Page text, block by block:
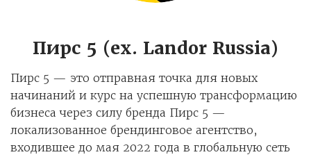
Пирс 5 (ex. Landor Russia)
Пирс 5 — это отправная точка для новых
начинаний и курс на успешную трансформацию
бизнеса через силу бренда Пирс 5 —
локализованное брендинговое агентство,
входившее до мая 2022 года в глобальную сеть